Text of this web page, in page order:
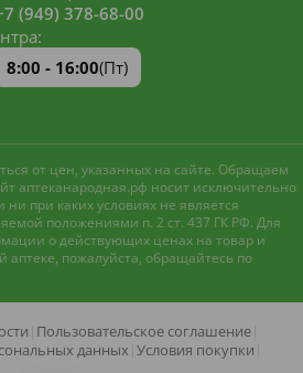
(949) 378-68-00
8:00 - 16:00(Пт)
от цен, указанных на сайте. Обращаем
аптеканародная.рф носит исключительно
при каких условиях не является
положениями п. 2 ст. 437 ГК РФ. Для
о действующих ценах на товар и
аптеке, пожалуйста, обращайтесь по
Пользовательское соглашение
данных Условия покупки
файлы
и анализа
Оставаясь на